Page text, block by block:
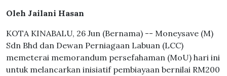
Oleh Jailani Hasan
KOTA KINABALU, 26 Jun (Bernama) -- Moneysave (M)
Sdn Bhd dan Dewan Perniagaan Labuan (LCC)
memeterai memorandum persefahaman (MoU) hari ini
untuk melancarkan inisiatif pembiayaan bernilai RM200